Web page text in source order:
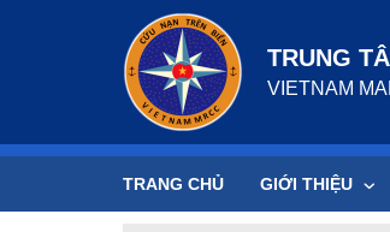
TRUNG
VIETNAM
TRANG CHỦ GIỚI THIỆU